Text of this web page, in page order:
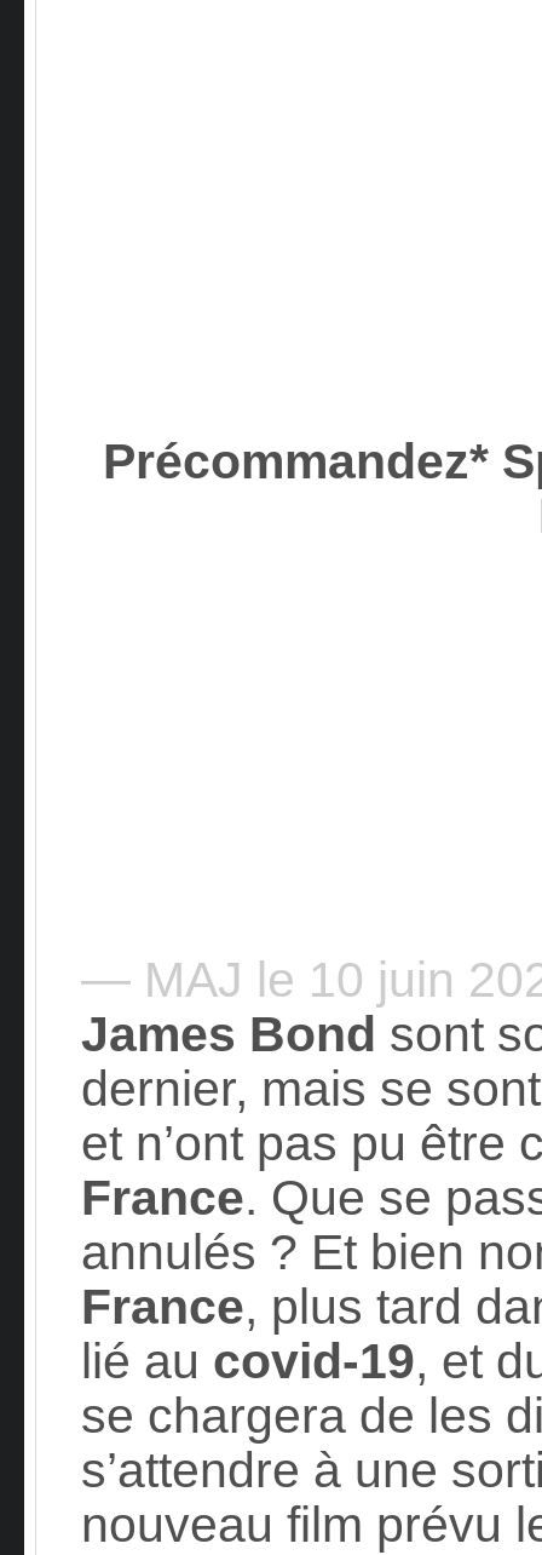
Précommandez*
— MAJ le 10 juin
James Bond sont
dernier, mais se
et n’ont pas pu être
France. Que se
annulés ? Et bien
France, plus tard
lié au covid-19, et
se chargera de les
s’attendre à une
nouveau film prévu